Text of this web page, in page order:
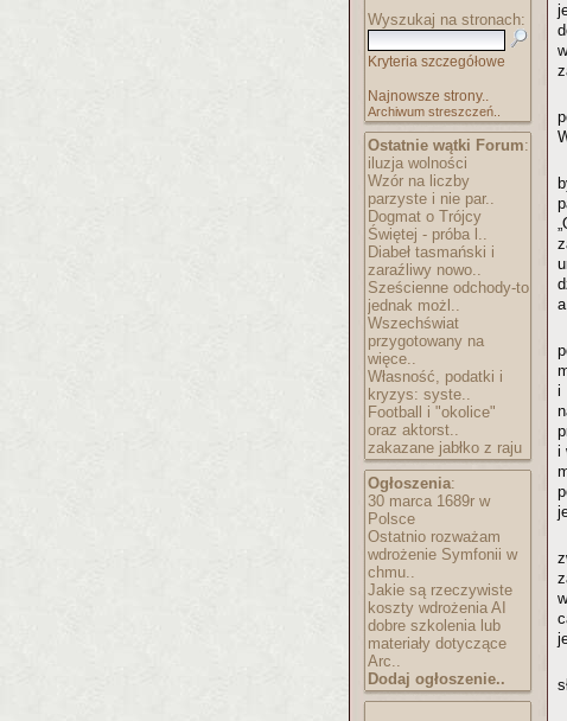
Wyszukaj na stronach:
Kryteria szczegółowe
Najnowsze strony..
Archiwum streszczeń..
Ostatnie wątki Forum:
iluzja wolności
Wzór na liczby
parzyste i nie par..
Dogmat o Trójcy
Świętej - próba l..
Diabeł tasmański i
zaraźliwy nowo..
Sześcienne odchody-to
jednak możl..
Wszechświat
przygotowany na
więce..
Własność, podatki i
kryzys: syste..
Football i "okolice"
oraz aktorst..
zakazane jabłko z raju
Ogłoszenia:
30 marca 1689r w
Polsce
Ostatnio rozważam
wdrożenie Symfonii w
chmu..
Jakie są rzeczywiste
koszty wdrożenia AI
dobre szkolenia lub
materiały dotyczące
Arc..
Dodaj ogłoszenie..
i
i